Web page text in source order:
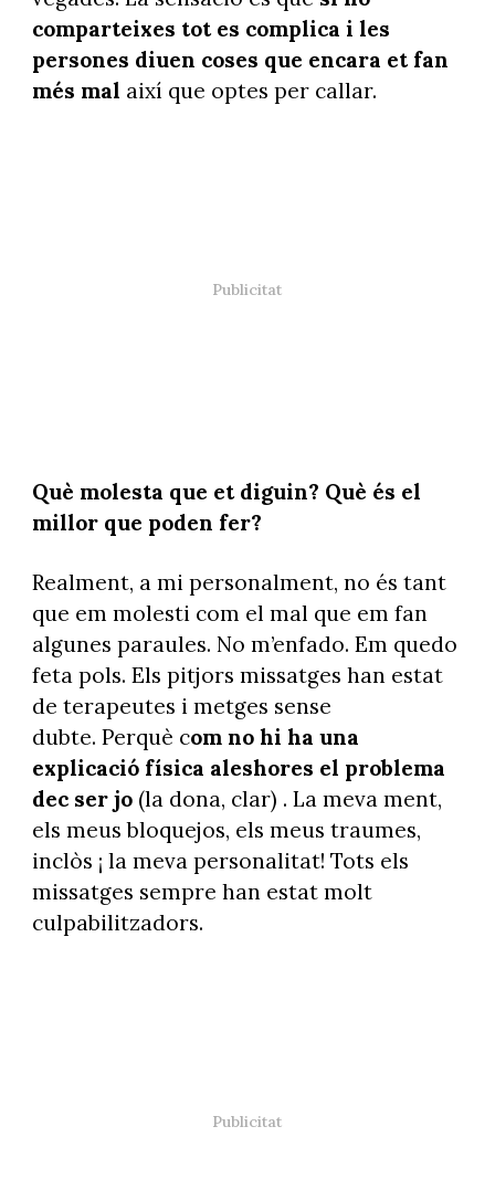
comparteixes tot es complica i les
persones diuen coses que encara et fan
més mal així que optes per callar.
Què molesta que et diguin? Què és el
millor que poden fer?
Realment, a mi personalment, no és tant
que em molesti com el mal que em fan
algunes paraules. No m’enfado. Em quedo
feta pols. Els pitjors missatges han estat
de terapeutes i metges sense
dubte. Perquè com no hi ha una
explicació física aleshores el problema
dec ser jo (la dona, clar) . La meva ment,
els meus bloquejos, els meus traumes,
inclòs ¡ la meva personalitat! Tots els
missatges sempre han estat molt
culpabilitzadors.